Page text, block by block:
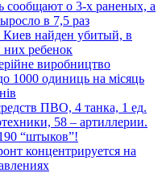
сообщают о 3-х раненых, а
в 7,5 раз
найден убитый, в
ребенок
виробництво
1000 одиниць на місяць
ПВО, 4 танка, 1 ед.
58 – артиллерии.
“штыков”!
концентрируется на